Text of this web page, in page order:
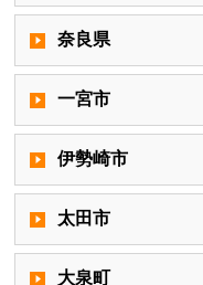
奈良県
一宮市
伊勢崎市
太田市
大泉町